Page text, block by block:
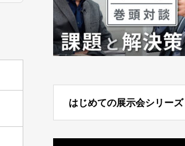
はじめての展示会シリーズ